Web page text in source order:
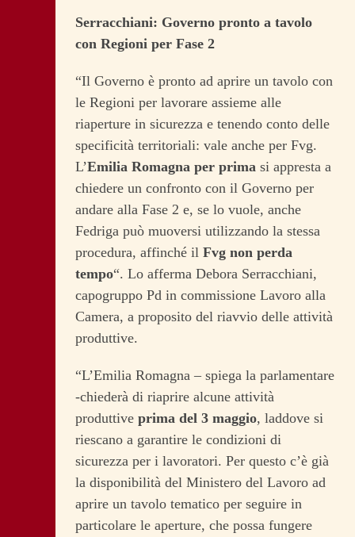
Serracchiani: Governo pronto a tavolo
con Regioni per Fase 2
“Il Governo è pronto ad aprire un tavolo con
le Regioni per lavorare assieme alle
riaperture in sicurezza e tenendo conto delle
specificità territoriali: vale anche per Fvg.
L’Emilia Romagna per prima si appresta a
chiedere un confronto con il Governo per
andare alla Fase 2 e, se lo vuole, anche
Fedriga può muoversi utilizzando la stessa
procedura, affinché il Fvg non perda
tempo“. Lo afferma Debora Serracchiani,
capogruppo Pd in commissione Lavoro alla
Camera, a proposito del riavvio delle attività
produttive.
“L’Emilia Romagna – spiega la parlamentare
-chiederà di riaprire alcune attività
produttive prima del 3 maggio, laddove si
riescano a garantire le condizioni di
sicurezza per i lavoratori. Per questo c’è già
la disponibilità del Ministero del Lavoro ad
aprire un tavolo tematico per seguire in
particolare le aperture, che possa fungere